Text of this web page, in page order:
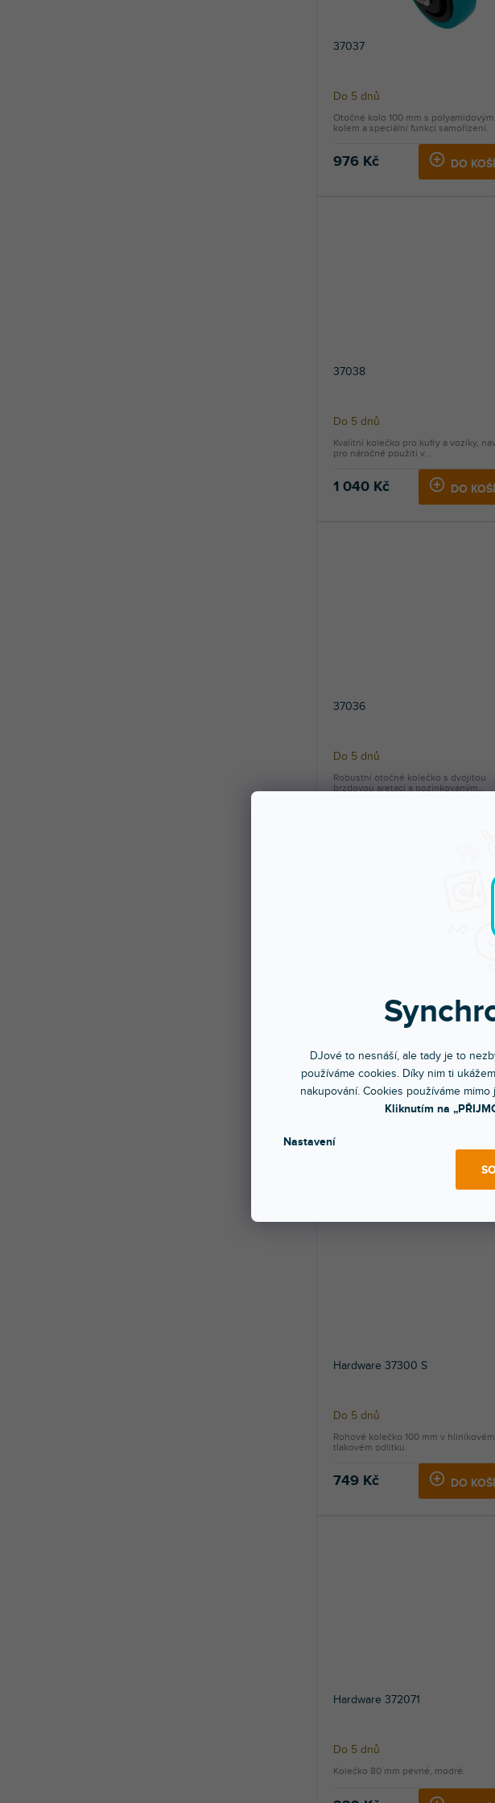
DJové to nesnáší, ale tady je to
používáme cookies. Díky nim ti
nakupování. Cookies používáme
Kliknutím na
Nastavení
37037
Do 5 dnů
976 Kč DO
Otočné kolo 100 mm s polyamidovým
kolem a speciální funkcí samořízení.
37038
Do 5 dnů
1 040 Kč DO
Kvalitní kolečko pro kufry a vozíky,
pro náročné použití v...
37036
Do 5 dnů
Robustní otočné kolečko s dvojitou
brzdovou aretací a pozinkovaným
Do 5 dnů
379 Kč DO
Otočné kolečko 100 mm modré.
Hardware 37300 S
Do 5 dnů
749 Kč DO
Rohové kolečko 100 mm v hliníkovém
tlakovém odlitku.
Hardware 372071
Do 5 dnů
Kolečko 80 mm pevné, modré.